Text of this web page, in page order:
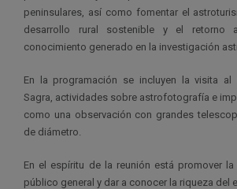
peninsulares, así como fomentar el
desarrollo rural sostenible y el retorno
conocimiento generado en la investigación
En la programación se incluyen la visita al
Sagra, actividades sobre astrofotografía e
como una observación con grandes
de diámetro.
En el espíritu de la reunión está promover la
público general y dar a conocer la riqueza del